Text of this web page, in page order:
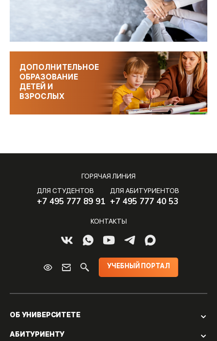
ДОПОЛНИТЕЛЬНОЕ
ОБРАЗОВАНИЕ
ДЕТЕЙ И
ВЗРОСЛЫХ
ГОРЯЧАЯ ЛИНИЯ
ДЛЯ СТУДЕНТОВ
+7 495 777 89 91
ДЛЯ АБИТУРИЕНТОВ
+7 495 777 40 53
КОНТАКТЫ
УЧЕБНЫЙ ПОРТАЛ
ОБ УНИВЕРСИТЕТЕ
АБИТУРИЕНТУ